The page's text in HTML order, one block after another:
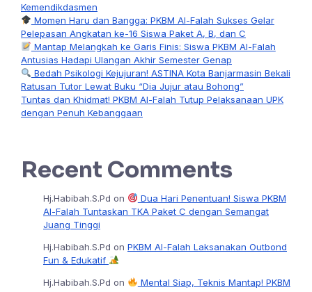
Kemendikdasmen
Momen Haru dan Bangga: PKBM Al-Falah Sukses Gelar
Pelepasan Angkatan ke-16 Siswa Paket A, B, dan C
Mantap Melangkah ke Garis Finis: Siswa PKBM Al-Falah
Antusias Hadapi Ulangan Akhir Semester Genap
Bedah Psikologi Kejujuran! ASTINA Kota Banjarmasin Bekali
Ratusan Tutor Lewat Buku “Dia Jujur atau Bohong”
Tuntas dan Khidmat! PKBM Al-Falah Tutup Pelaksanaan UPK
dengan Penuh Kebanggaan
Recent Comments
Hj.Habibah.S.Pd on
Dua Hari Penentuan! Siswa PKBM
Al-Falah Tuntaskan TKA Paket C dengan Semangat
Juang Tinggi
Hj.Habibah.S.Pd on PKBM Al-Falah Laksanakan Outbond
Fun & Edukatif
Hj.Habibah.S.Pd on
Mental Siap, Teknis Mantap! PKBM